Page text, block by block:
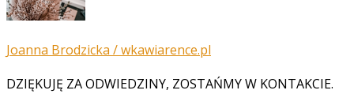
Joanna Brodzicka / wkawiarence.pl
DZIĘKUJĘ ZA ODWIEDZINY, ZOSTAŃMY W KONTAKCIE.